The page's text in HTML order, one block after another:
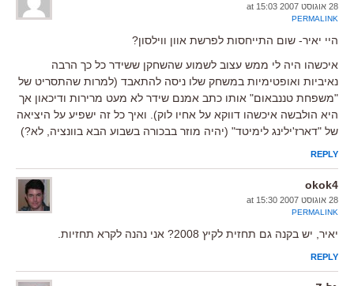
28 אוגוסט 2007 at 15:03
PERMALINK
היי יאיר- שום התייחסות לפרשת אוון ווילסון?
איכשהו היה לי ממש עצוב לשמוע שהשחקן ששידר כל כך הרבה
נאיביות ואופטימיות במשחק שלו ניסה להתאבד (למרות שהתסריט של
"משפחת טננבאום" אותו כתב אמנם שידר לא מעט מרירות ודיכאון אך
היא הולבשה איכשהו דווקא על אחיו לוק). ואיך כל זה ישפיע על היציאה
של "דארז'ילינג לימיטד" (יהיה מוזר בבכורה בשבוע הבא בוונציה, לא?)
REPLY
okok4
28 אוגוסט 2007 at 15:30
PERMALINK
יאיר, יש בקנה גם תחזית לקיץ 2008? אני נהנה לקרא תחזיות.
REPLY